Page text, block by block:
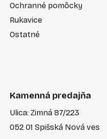
Ochranné pomôcky
Rukavice
Ostatné
Kamenná predajňa
Ulica: Zimná 87/223
052 01 Spišská Nová ves